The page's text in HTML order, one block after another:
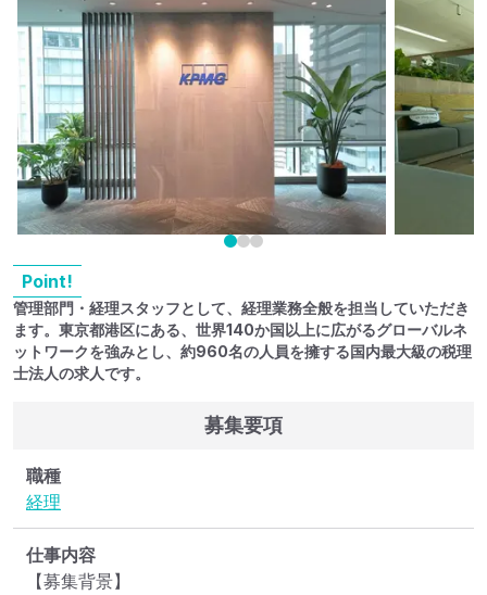
Point!
管理部門・経理スタッフとして、経理業務全般を担当していただき
ます。東京都港区にある、世界140か国以上に広がるグローバルネ
ットワークを強みとし、約960名の人員を擁する国内最大級の税理
士法人の求人です。
募集要項
職種
経理
仕事内容
【募集背景】